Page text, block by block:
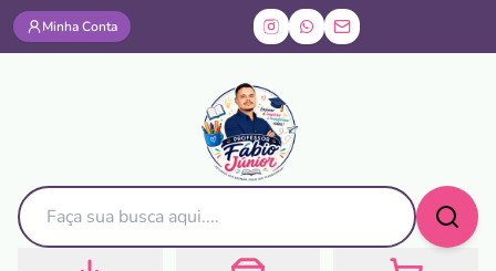
Minha Conta